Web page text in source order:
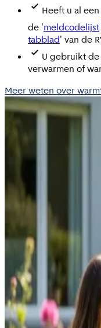
Heeft u al
de 'meldcodelijst
tabblad' van de
U gebruikt
verwarmen of
Meer weten over